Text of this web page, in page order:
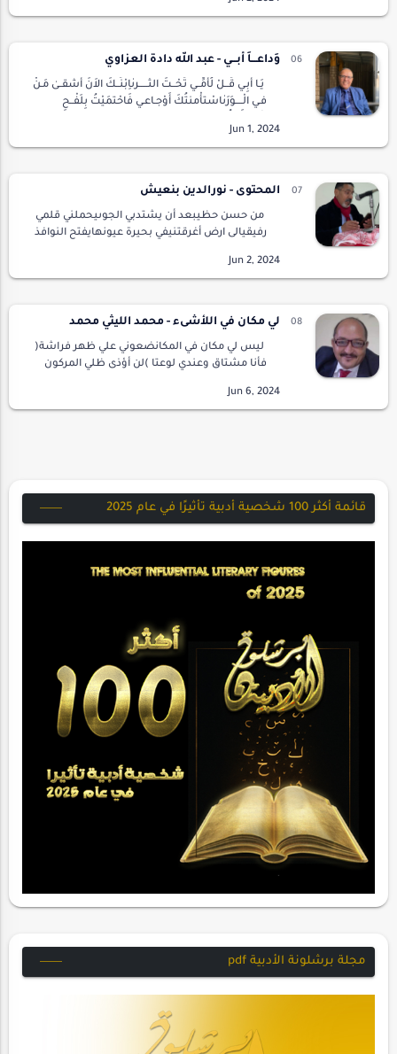
صوتيالله لطيف بالعباد وبك وبيعرجت أمي لجنة
في السمو…
وَداعـــاً أَبـــي - عبد الله دادة العزاوي
يَـا أََبِـي قُــلْ لُأُمِّــي تَحْــتَ الثَّـــــرىٰاِبْنُــكَ الاَنَ أَشْقــىٰ مَـنْ
فـي الْــــوَرَىٰاسْتأْمنتُكَ أَوْجـاعـي فَاحْتمَيْتُ بِلَفْــحِ
المحتوى - نورالدين بنعيش
من حسن حظيبعد أن يشتدبي الجوىيحملني قلمي
رفيقيالى ارض أغرقتنيفي بحيرة عيونهايفتح النوافذ
بسيفالنوىومن حسن حظيأيضا أن كتابتيتقر ق…
لي مكان في اللأشىء - محمد الليثي محمد
ليس لي مكان في المكانضعوني علي ظهر فراشة(
فأنا مشتاق وعندي لوعتا )لن أؤذى ظلي المركون
البكاءعلي قمة التللأضع دمعي علي حرف
الطريقلعلي أبل…
قائمة أكثر 100 شخصية أدبية تأثيرًا في عام 2025
مجلة برشلونة الأدبية pdf